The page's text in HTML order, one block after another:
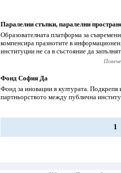
Паралелни стъпки, паралелни
Образователната платформа за
компенсира празнотите в
институции не са в състояние да
Фонд София Да
Фонд за иновации в културата. Подкрепя
партньорството между публична
1